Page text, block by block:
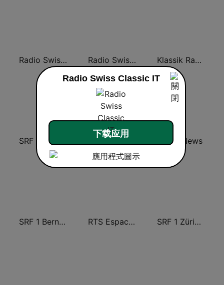
Radio Swiss Pop Radio Swiss Classic EN Klassik Radio Schweiz
SRF 2 Kultur SRF 4 News
SRF 1 Bern Freibourg Wallis RTS Espace 2 SRF 1 Zürich Schaffhausen
Radio Swiss Classic IT
下载应用